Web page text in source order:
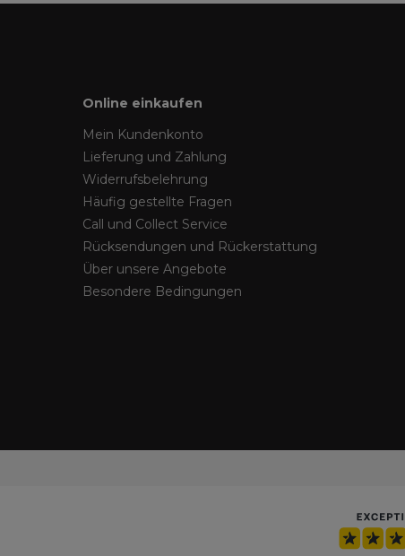
Online einkaufen
Mein Kundenkonto
Lieferung und Zahlung
Widerrufsbelehrung
Häufig gestellte Fragen
Call und Collect Service
Rücksendungen und Rückerstattung
Über unsere Angebote
Besondere Bedingungen